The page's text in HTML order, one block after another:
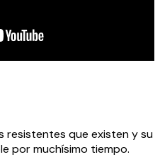
resistentes que existen y su
por muchísimo tiempo.